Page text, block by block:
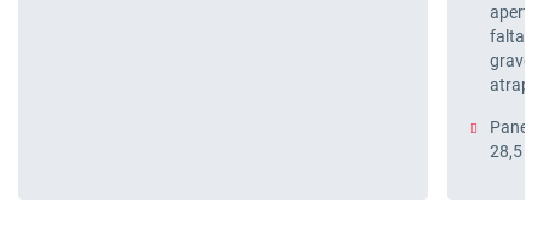
falta
28,5